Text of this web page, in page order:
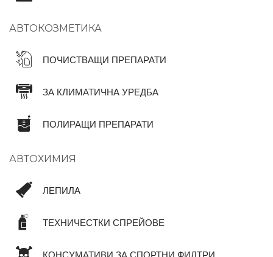
АВТОКОЗМЕТИКА
ПОЧИСТВАЩИ ПРЕПАРАТИ
ЗА КЛИМАТИЧНА УРЕДБА
ПОЛИРАЩИ ПРЕПАРАТИ
АВТОХИМИЯ
ЛЕПИЛА
ТЕХНИЧЕСТКИ СПРЕЙОВЕ
КОНСУМАТИВИ ЗА СПОРТНИ ФИЛТРИ